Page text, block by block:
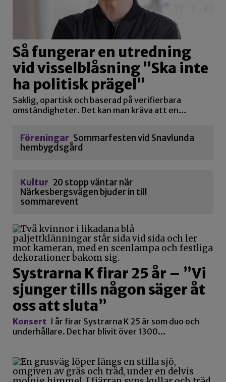
Så fungerar en utredning
vid visselblåsning ”Ska inte
ha politisk prägel”
Saklig, opartisk och baserad på verifierbara
omständigheter. Det kan man kräva att en…
Föreningar Sommarfesten vid Snavlunda
hembygdsgård
Kultur 20 stopp väntar när
Närkesbergsvägen bjuder in till
sommarevent
Systrarna K firar 25 år – ”Vi
sjunger tills någon säger åt
oss att sluta”
Konsert I år firar Systrarna K 25 är som duo och
underhållare. Det har blivit över 1300…